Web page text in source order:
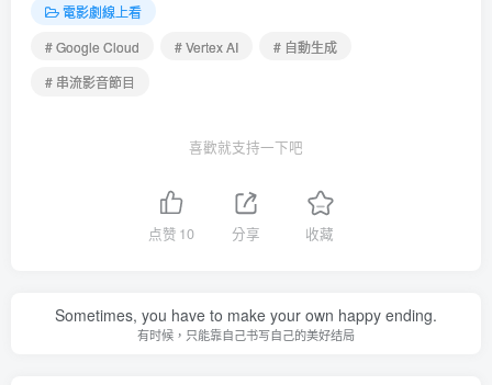
電影劇線上看
# Google Cloud
# Vertex AI
# 自動生成
# 串流影音節目
喜歡就支持一下吧
点赞 10 分享 收藏
Sometimes, you have to make your own happy ending.
有时候，只能靠自己书写自己的美好结局